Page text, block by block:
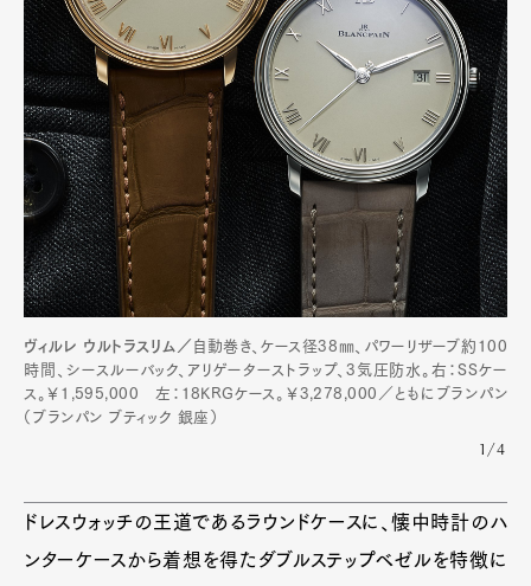
ヴィルレ ウルトラスリム／ 自動巻き、ケース径38㎜、パワーリザーブ約100
時間、シースルーバック、アリゲーターストラップ、3気圧防水。右：SSケー
ス。￥1,595,000 左：18KRGケース。￥3,278,000／ともにブランパン
（ブランパン ブティック 銀座）
1/4
ドレスウォッチの王道であるラウンドケースに、懐中時計のハ
ンターケースから着想を得たダブルステップベゼルを特徴に